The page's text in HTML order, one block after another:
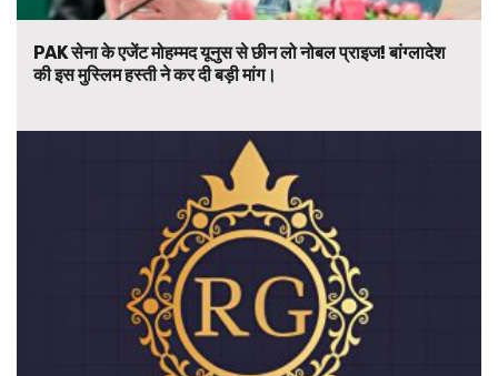
PAK सेना के एजेंट मोहम्मद यूनुस से छीन लो नोबल प्राइज! बांग्लादेश
की इस मुस्लिम हस्ती ने कर दी बड़ी मांग।